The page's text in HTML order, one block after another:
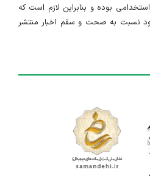
بوده و بنابراین لازم است که
نسبت به صحت و سقم اخبار منتشر